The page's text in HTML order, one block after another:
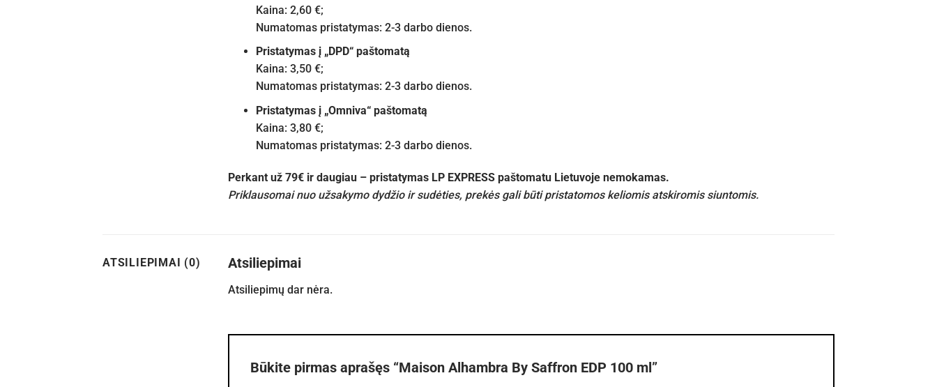
Kaina: 2,60 €;
Numatomas pristatymas: 2-3 darbo dienos.
Pristatymas į „DPD“ paštomatą
Kaina: 3,50 €;
Numatomas pristatymas: 2-3 darbo dienos.
Pristatymas į „Omniva“ paštomatą
Kaina: 3,80 €;
Numatomas pristatymas: 2-3 darbo dienos.
Perkant už 79€ ir daugiau – pristatymas LP EXPRESS paštomatu Lietuvoje nemokamas.
Priklausomai nuo užsakymo dydžio ir sudėties, prekės gali būti pristatomos keliomis atskiromis siuntomis.
ATSILIEPIMAI (0) Atsiliepimai
Atsiliepimų dar nėra.
Būkite pirmas aprašęs “Maison Alhambra By Saffron EDP 100 ml”